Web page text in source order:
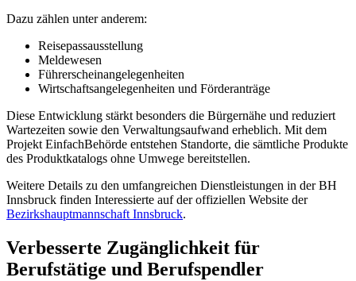
Dazu zählen unter anderem:
Reisepassausstellung
Meldewesen
Führerscheinangelegenheiten
Wirtschaftsangelegenheiten und Förderanträge
Diese Entwicklung stärkt besonders die Bürgernähe und reduziert
Wartezeiten sowie den Verwaltungsaufwand erheblich. Mit dem
Projekt EinfachBehörde entstehen Standorte, die sämtliche Produkte
des Produktkatalogs ohne Umwege bereitstellen.
Weitere Details zu den umfangreichen Dienstleistungen in der BH
Innsbruck finden Interessierte auf der offiziellen Website der
Bezirkshauptmannschaft Innsbruck.
Verbesserte Zugänglichkeit für
Berufstätige und Berufspendler